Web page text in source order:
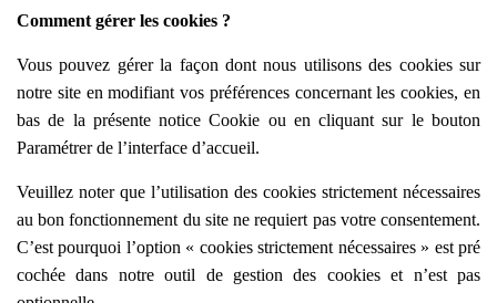
Comment gérer les cookies ?
Vous pouvez gérer la façon dont nous utilisons des cookies sur
notre site en modifiant vos préférences concernant les cookies, en
bas de la présente notice Cookie ou en cliquant sur le bouton
Paramétrer de l’interface d’accueil.
Veuillez noter que l’utilisation des cookies strictement nécessaires
au bon fonctionnement du site ne requiert pas votre consentement.
C’est pourquoi l’option « cookies strictement nécessaires » est pré
cochée dans notre outil de gestion des cookies et n’est pas